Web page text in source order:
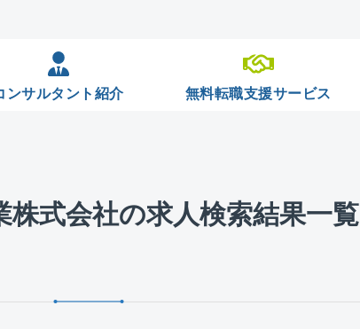
ンサルタント紹介 無料転職支援サービス
株式会社の求人検索結果一覧